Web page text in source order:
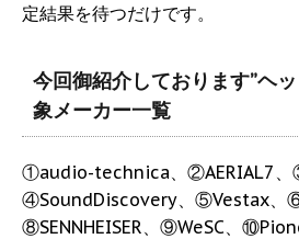
定結果を待つだけです。
今回御紹介しております”ヘ
象メーカー一覧
①audio-technica、②AERIAL7、
④SoundDiscovery、⑤Vestax、
⑧SENNHEISER、⑨WeSC、